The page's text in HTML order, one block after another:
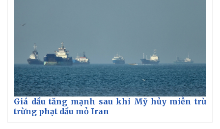
Giá dầu tăng mạnh sau khi Mỹ hủy miễn trừ
trừng phạt dầu mỏ Iran